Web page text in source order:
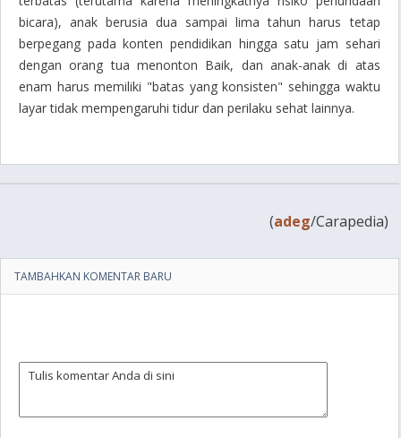
bicara), anak berusia dua sampai lima tahun harus tetap
berpegang pada konten pendidikan hingga satu jam sehari
dengan orang tua menonton Baik, dan anak-anak di atas
enam harus memiliki "batas yang konsisten" sehingga waktu
layar tidak mempengaruhi tidur dan perilaku sehat lainnya.
(adeg/Carapedia)
TAMBAHKAN KOMENTAR BARU